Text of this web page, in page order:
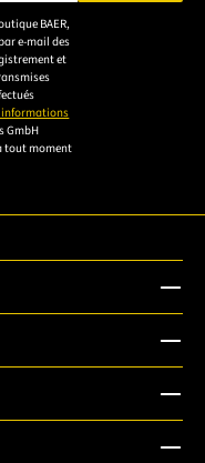
BAER,
e-mail des
et
informations
GmbH
tout moment